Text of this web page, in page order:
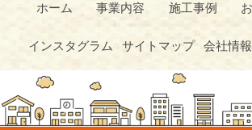
ホーム 事業内容 施工事例
インスタグラム サイトマップ 会社情報